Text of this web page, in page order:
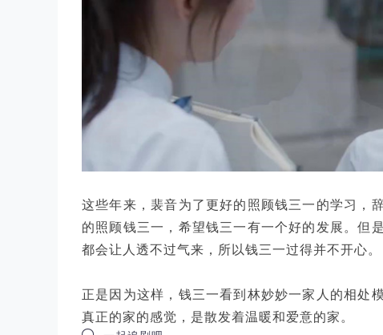
这些年来，裴音为了更好的照顾钱三一的学习，
的照顾钱三一，希望钱三一有一个好的发展。但
都会让人透不过气来，所以钱三一过得并不开心。
正是因为这样，钱三一看到林妙妙一家人的相处
真正的家的感觉，是散发着温暖和爱意的家。